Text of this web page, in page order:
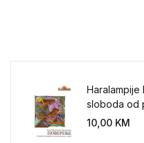
sloboda od
sveta
10,00 KM